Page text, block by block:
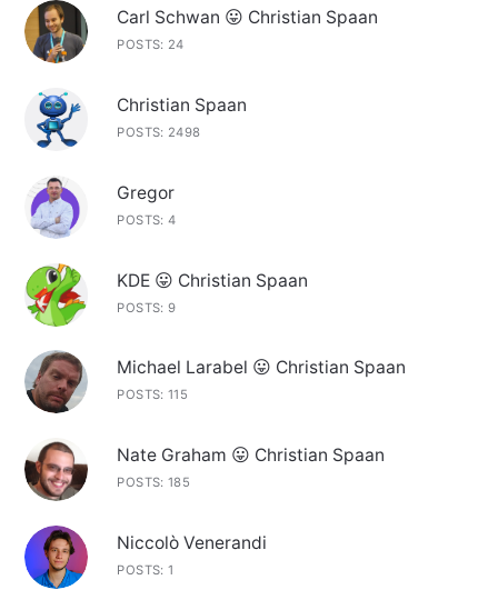
Carl Schwan 😛 Christian Spaan
POSTS: 24
Christian Spaan
POSTS: 2498
Gregor
POSTS: 4
KDE 😛 Christian Spaan
POSTS: 9
Michael Larabel 😛 Christian Spaan
POSTS: 115
Nate Graham 😛 Christian Spaan
POSTS: 185
Niccolò Venerandi
POSTS: 1